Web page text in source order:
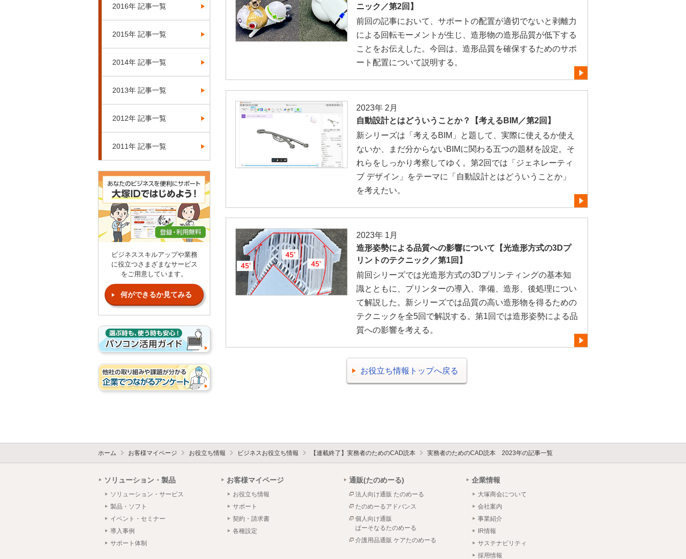
ニック／第2回】
前回の記事において、サポートの配置が適切でないと剥離力
による回転モーメントが生じ、造形物の造形品質が低下する
ことをお伝えした。今回は、造形品質を確保するためのサポ
ート配置について説明する。
2023年 2月
自動設計とはどういうことか？【考えるBIM／第2回】
新シリーズは「考えるBIM」と題して、実際に使えるか使え
ないか、まだ分からないBIMに関わる五つの題材を設定。そ
れらをしっかり考察してゆく。第2回では「ジェネレーティ
ブ デザイン」をテーマに「自動設計とはどういうことか」
を考えたい。
2023年 1月
造形姿勢による品質への影響について【光造形方式の3Dプ
リントのテクニック／第1回】
前回シリーズでは光造形方式の3Dプリンティングの基本知
識とともに、プリンターの導入、準備、造形、後処理につい
て解説した。新シリーズでは品質の高い造形物を得るための
テクニックを全5回で解説する。第1回では造形姿勢による品
質への影響を考える。
お役立ち情報トップへ戻る
2016年 記事一覧
2015年 記事一覧
2014年 記事一覧
2013年 記事一覧
2012年 記事一覧
2011年 記事一覧
ビジネススキルアップや業務
に役立つさまざまなサービス
をご用意しています。
何ができるか見てみる
ホーム お客様マイページ お役立ち情報 ビジネスお役立ち情報 【連載終了】実務者のためのCAD読本 実務者のためのCAD読本 2023年の記事一覧
ソリューション・製品
ソリューション・サービス
製品・ソフト
イベント・セミナー
導入事例
サポート体制
お客様マイページ
お役立ち情報
サポート
契約・請求書
各種設定
通販(たのめーる)
法人向け通販 たのめーる
たのめーるアドバンス
個人向け通販
ぱーそなるたのめーる
介護用品通販 ケアたのめーる
企業情報
大塚商会について
会社案内
事業紹介
IR情報
サステナビリティ
採用情報